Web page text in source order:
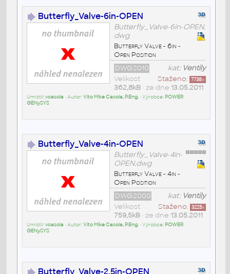
Butterfly_Valve-6in-OPEN
Butterfly_Valve-6in-OPEN.
dwg
Butterfly Valve - 6in -
Open Position
kat: Ventily
DWG2010
Staženo: 7738x
Velikost
362,8kB• ze dne 13.05.2011
Umístil:vcasola • Autor:Vito Mike Casola, P.Eng.• Výrobce: POWER
GENySYS
Butterfly_Valve-4in-OPEN
Butterfly_Valve-4in-
OPEN.dwg
Butterfly Valve - 4in -
Open Position
kat: Ventily
DWG2000
Staženo: 3225x
Velikost
759,5kB• ze dne 13.05.2011
Umístil:vcasola • Autor:Vito Mike Casola, P.Eng.• Výrobce: POWER
GENySYS